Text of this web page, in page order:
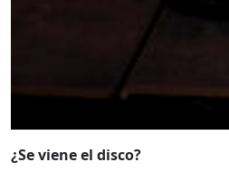
¿Se viene el disco?